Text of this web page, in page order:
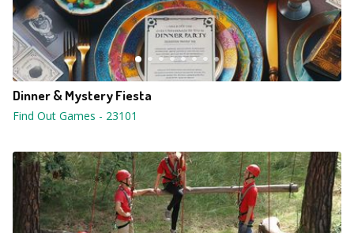
Dinner & Mystery Fiesta
Find Out Games - 23101